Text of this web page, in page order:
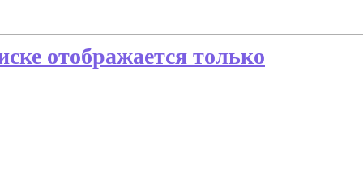
отображается только